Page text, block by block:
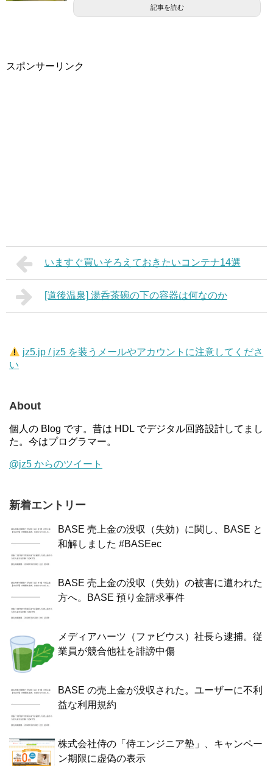
記事を読む
スポンサーリンク
いますぐ買いそろえておきたいコンテナ14選
[道後温泉] 湯呑茶碗の下の容器は何なのか
jz5.jp / jz5 を装うメールやアカウントに注意してくださ
い
About
個人の Blog です。昔は HDL でデジタル回路設計してまし
た。今はプログラマー。
@jz5 からのツイート
新着エントリー
BASE 売上金の没収（失効）に関し、BASE と
和解しました #BASEec
BASE 売上金の没収（失効）の被害に遭われた
方へ。BASE 預り金請求事件
メディアハーツ（ファビウス）社長ら逮捕。従
業員が競合他社を誹謗中傷
BASE の売上金が没収された。ユーザーに不利
益な利用規約
株式会社侍の「侍エンジニア塾」、キャンペー
ン期限に虚偽の表示